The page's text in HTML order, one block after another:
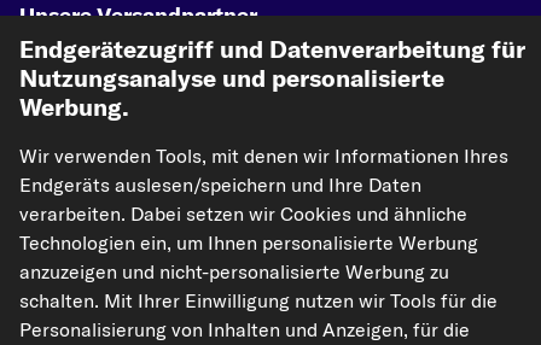
Unsere Versandpartner
kfzteile24.de carpardoo.nl
carpardoo.fr
carpardoo.dk
Endgerätezugriff und Datenverarbeitung für
Nutzungsanalyse und personalisierte
Werbung.
Wir verwenden Tools, mit denen wir Informationen Ihres
Endgeräts auslesen/speichern und Ihre Daten
verarbeiten. Dabei setzen wir Cookies und ähnliche
Technologien ein, um Ihnen personalisierte Werbung
anzuzeigen und nicht-personalisierte Werbung zu
schalten. Mit Ihrer Einwilligung nutzen wir Tools für die
Personalisierung von Inhalten und Anzeigen, für die